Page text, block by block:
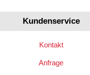
Kundenservice
Kontakt
Anfrage